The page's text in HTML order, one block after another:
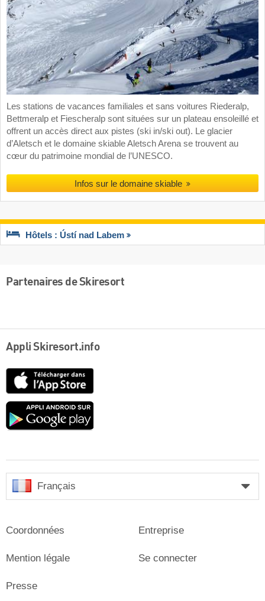
Les stations de vacances familiales et sans voitures Riederalp,
Bettmeralp et Fiescheralp sont situées sur un plateau ensoleillé et
offrent un accès direct aux pistes (ski in/ski out). Le glacier
d’Aletsch et le domaine skiable Aletsch Arena se trouvent au
cœur du patrimoine mondial de l’UNESCO.
Infos sur le domaine skiable
Hôtels : Ústí nad Labem
Partenaires de Skiresort
Appli Skiresort.info
Google
Français
Coordonnées
Mention légale
Presse
Entreprise
Se connecter